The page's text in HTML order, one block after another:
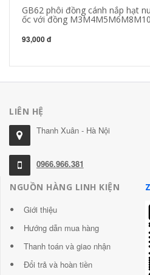
GB62 phôi đồng cánh nắp hạt
ốc với đồng
93,000 đ
LIÊN HỆ
Thanh Xuân - Hà Nội
0966.966.381
NGUỒN HÀNG LINH KIỆN
Giới thiệu
Hướng dẫn mua hàng
Thanh toán và giao nhận
Đổi trả và hoàn tiền